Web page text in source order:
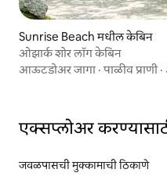
Sunrise Beach मधील केबिन
ओझार्क शोर लॉग केबिन
आऊटडोअर जागा ·पाळीव प्राणी ·
एक्सप्लोअर
जवळपासची मुक्कामाची ठिकाणे